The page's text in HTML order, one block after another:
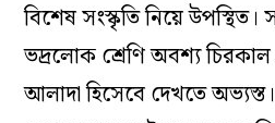
বিশেষ সংস্কৃতি নিয়ে উপস্থিত।
ভদ্রলোক শ্রেণি অবশ্য
আলাদা হিসেবে দেখতে অভ্যস্ত।